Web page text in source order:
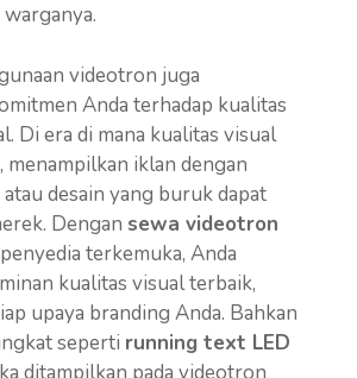
videotron juga
Anda terhadap kualitas
Di era di mana kualitas visual
menampilkan iklan dengan
desain yang buruk dapat
Dengan sewa videotron
terkemuka, Anda
kualitas visual terbaik,
upaya branding Anda. Bahkan
seperti running text LED
ditampilkan pada videotron